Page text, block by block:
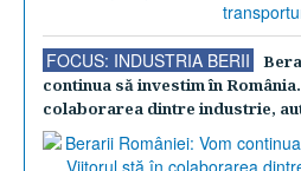
FOCUS: INDUSTRIA BERII
continua să investim în
colaborarea dintre industrie,